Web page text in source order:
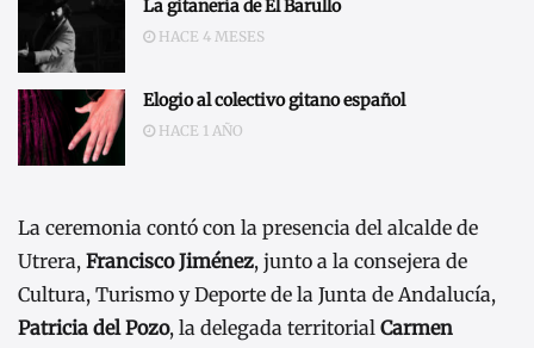
La gitanería de El Barullo
HACE 4 MESES
Elogio al colectivo gitano español
HACE 1 AÑO
La ceremonia contó con la presencia del alcalde de
Utrera, Francisco Jiménez, junto a la consejera de
Cultura, Turismo y Deporte de la Junta de Andalucía,
Patricia del Pozo, la delegada territorial Carmen